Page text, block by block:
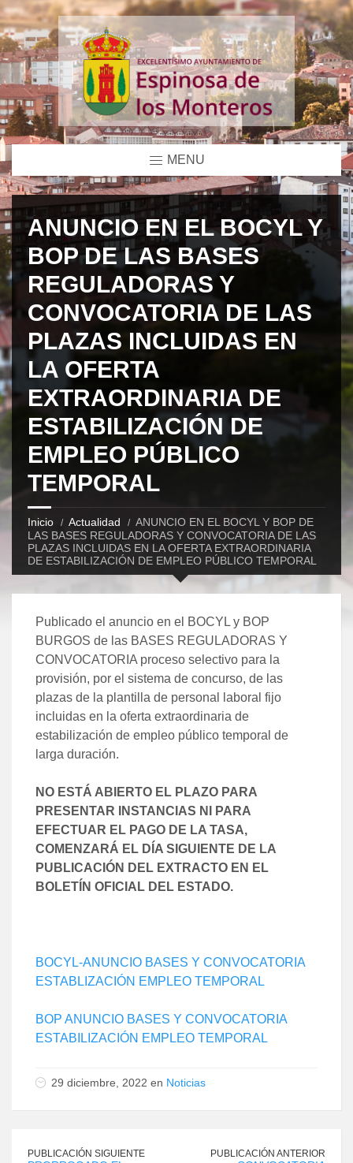
MENU
ANUNCIO EN EL BOCYL Y
BOP DE LAS BASES
REGULADORAS Y
CONVOCATORIA DE LAS
PLAZAS INCLUIDAS EN
LA OFERTA
EXTRAORDINARIA DE
ESTABILIZACIÓN DE
EMPLEO PÚBLICO
TEMPORAL
Inicio Actualidad
ANUNCIO EN EL BOCYL Y BOP DE
LAS BASES REGULADORAS Y CONVOCATORIA DE LAS
PLAZAS INCLUIDAS EN LA OFERTA EXTRAORDINARIA
DE ESTABILIZACIÓN DE EMPLEO PÚBLICO TEMPORAL
Publicado el anuncio en el BOCYL y BOP
BURGOS de las BASES REGULADORAS Y
CONVOCATORIA proceso selectivo para la
provisión, por el sistema de concurso, de las
plazas de la plantilla de personal laboral fijo
incluidas en la oferta extraordinaria de
estabilización de empleo público temporal de
larga duración.
NO ESTÁ ABIERTO EL PLAZO PARA
PRESENTAR INSTANCIAS NI PARA
EFECTUAR EL PAGO DE LA TASA,
COMENZARÁ EL DÍA SIGUIENTE DE LA
PUBLICACIÓN DEL EXTRACTO EN EL
BOLETÍN OFICIAL DEL ESTADO.
BOCYL-ANUNCIO BASES Y CONVOCATORIA
ESTABLIZACIÓN EMPLEO TEMPORAL
BOP ANUNCIO BASES Y CONVOCATORIA
ESTABILIZACIÓN EMPLEO TEMPORAL
29 diciembre, 2022 en Noticias
PUBLICACIÓN SIGUIENTE PUBLICACIÓN ANTERIOR